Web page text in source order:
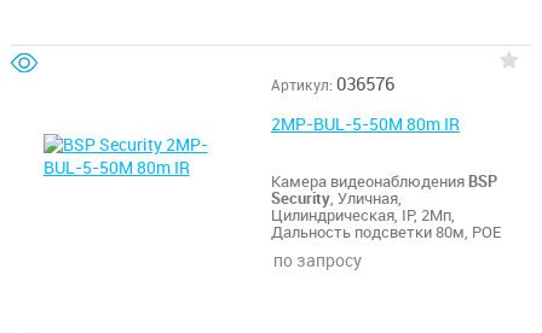
Артикул: 036576
2MP-BUL-5-50M 80m IR
Камера видеонаблюдения BSP
Security, Уличная,
Цилиндрическая, IP, 2Мп,
Дальность подсветки 80м, POE
по запросу